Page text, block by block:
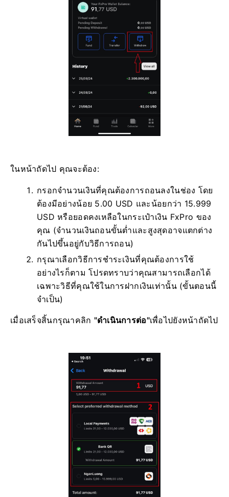
ในหน้าถัดไป คุณจะต้อง:
กรอกจำนวนเงินที่คุณต้องการถอนลงในช่อง โดย
ต้องมีอย่างน้อย 5.00 USD และน้อยกว่า 15.999
USD หรือยอดคงเหลือในกระเป๋าเงิน FxPro ของ
คุณ (จำนวนเงินถอนขั้นต่ำและสูงสุดอาจแตกต่าง
กันไปขึ้นอยู่กับวิธีการถอน)
กรุณาเลือกวิธีการชำระเงินที่คุณต้องการใช้
อย่างไรก็ตาม โปรดทราบว่าคุณสามารถเลือกได้
เฉพาะวิธีที่คุณใช้ในการฝากเงินเท่านั้น (ขั้นตอนนี้
จำเป็น)
เมื่อเสร็จสิ้นกรุณาคลิก "ดำเนินการต่อ"เพื่อไปยังหน้าถัดไป